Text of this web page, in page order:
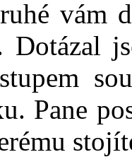
vám
Dotázal
Pane